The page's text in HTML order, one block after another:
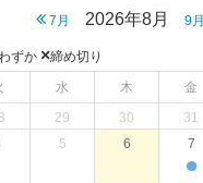
7月 2026年8月 9月
ずか ×締め切り
水 木 金
29 30 31
5 6 7
●